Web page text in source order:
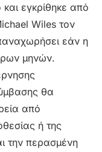
εγκρίθηκε από
Wiles τον
εάν η
μηνών.
θα
από
ή της
την περασμένη